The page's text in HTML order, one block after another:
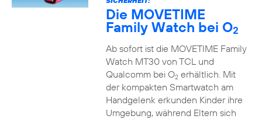
Die MOVETIME
Family Watch bei O2
Ab sofort ist die MOVETIME Family
Watch MT30 von TCL und
Qualcomm bei O2erhältlich. Mit
der kompakten Smartwatch am
Handgelenk erkunden Kinder ihre
Umgebung, während Eltern sich